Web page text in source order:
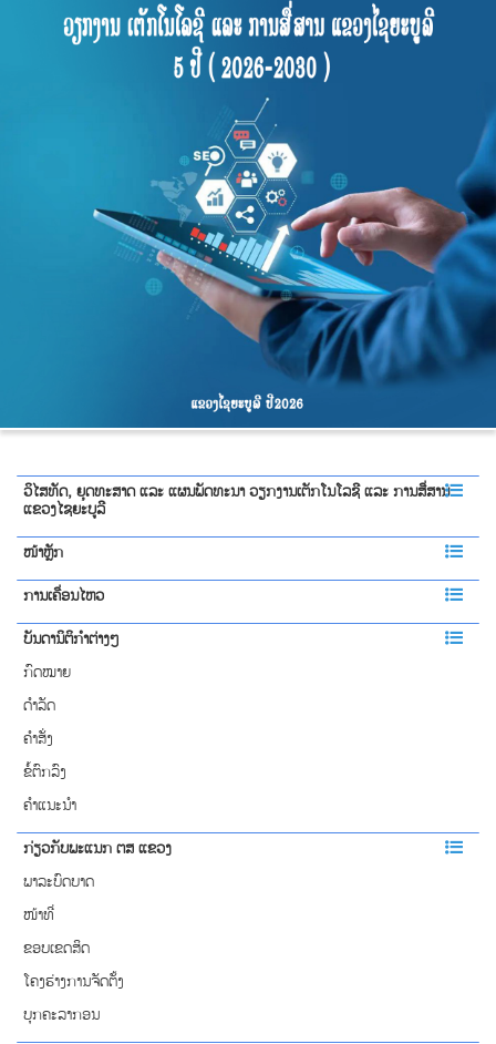
ວິໄສທັດ, ຍຸດທະສາດ ແລະ ແຜນພັດທະນາ ວຽກງານເຕັກໂນໂລຊີ ແລະ ການສື່ສານ
ແຂວງໄຊຍະບູລີ
ໜ້າຫຼັກ
ການເຄື່ອນໄຫວ
ບັນດານິຕິກຳຕ່າງໆ
ກົດໝາຍ
ດຳລັດ
ຄຳສັ່ງ
ຂໍ້ຕົກລົງ
ຄຳແນະນຳ
ກ່ຽວກັບພະແນກ ຕສ ແຂວງ
ພາລະບົດບາດ
ໜ້າທີ່
ຂອບເຂດສິດ
ໂຄງຮ່າງການຈັດຕັ້ງ
ບຸກຄະລາກອນ